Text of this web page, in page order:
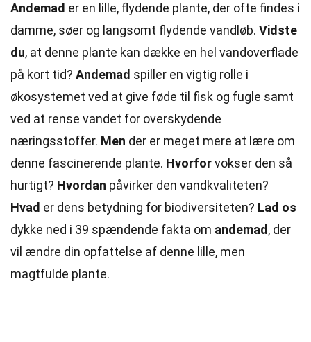
Andemad er en lille, flydende plante, der ofte findes i
damme, søer og langsomt flydende vandløb. Vidste
du, at denne plante kan dække en hel vandoverflade
på kort tid? Andemad spiller en vigtig rolle i
økosystemet ved at give føde til fisk og fugle samt
ved at rense vandet for overskydende
næringsstoffer. Men der er meget mere at lære om
denne fascinerende plante. Hvorforvokser den så
hurtigt? Hvordan påvirker den vandkvaliteten?
Hvad er dens betydning for biodiversiteten? Lad os
dykke ned i 39 spændende fakta om andemad , der
vil ændre din opfattelse af denne lille, men
magtfulde plante.